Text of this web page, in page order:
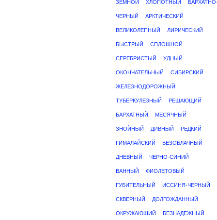
ЗЕМНОЙ ХЛОПОТНЫЙ
ЧЕРНЫЙ АРКТИЧЕСКИЙ
ВЕЛИКОЛЕПНЫЙ ЛИРИЧЕСКИЙ
БЫСТРЫЙ СПЛОШНОЙ
СЕРЕБРИСТЫЙ УДНЫЙ
ОКОНЧАТЕЛЬНЫЙ СИБИРСКИЙ
ЖЕЛЕЗНОДОРОЖНЫЙ
ТУБЕРКУЛЕЗНЫЙ РЕШАЮЩИЙ
БАРХАТНЫЙ МЕСЯЧНЫЙ
ЗНОЙНЫЙ ДИВНЫЙ РЕДКИЙ
ГИМАЛАЙСКИЙ БЕЗОБЛАЧНЫЙ
ДНЕВНЫЙ ЧЕРНО-СИНИЙ
ВАННЫЙ ФИОЛЕТОВЫЙ
ГУБИТЕЛЬНЫЙ ИССИНЯ-ЧЕРНЫЙ
СКВЕРНЫЙ ДОЛГОЖДАННЫЙ
ОКРУЖАЮЩИЙ БЕЗНАДЕЖНЫЙ